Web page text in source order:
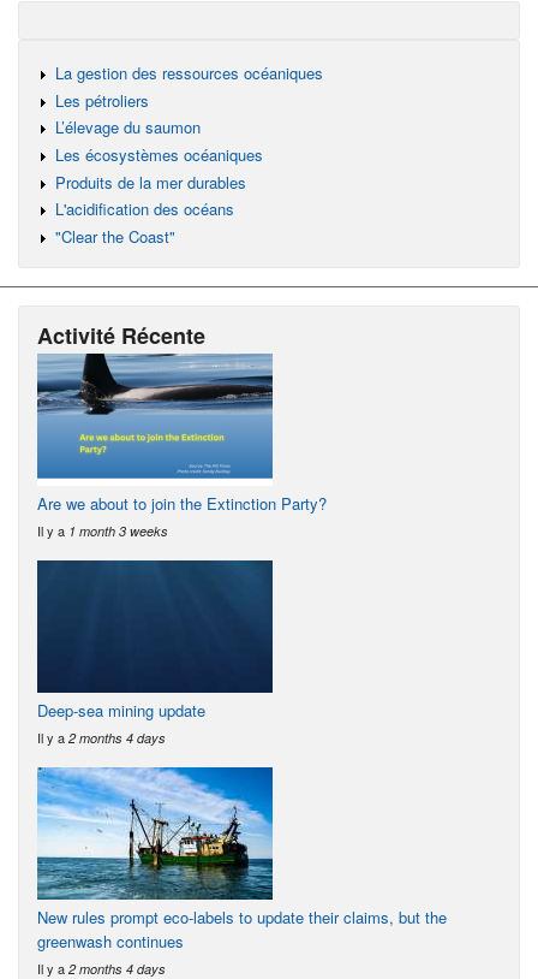
La gestion des ressources océaniques
Les pétroliers
L’élevage du saumon
Les écosystèmes océaniques
Produits de la mer durables
L'acidification des océans
"Clear the Coast"
Activité Récente
Are we about to join the Extinction Party?
Il y a 1 month 3 weeks
Deep-sea mining update
Il y a 2 months 4 days
New rules prompt eco-labels to update their claims, but the
greenwash continues
Il y a 2 months 4 days